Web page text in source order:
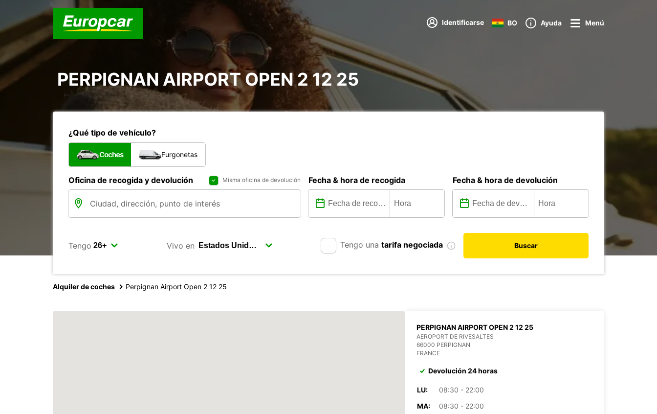
Identificarse BO Ayuda Menú
PERPIGNAN AIRPORT OPEN 2 12 25
¿Qué tipo de vehículo?
Coches Furgonetas
Oficina de recogida y devolución Misma oficina de devolución Fecha & hora de recogida Fecha & hora de devolución
Tengo Vivo en Tengo una tarifa negociada Buscar
Alquiler de coches Perpignan Airport Open 2 12 25
PERPIGNAN AIRPORT OPEN 2 12 25
AEROPORT DE RIVESALTES
66000 PERPIGNAN
FRANCE
Devolución 24 horas
LU:
08:30 - 22:00
MA:
08:30 - 22:00